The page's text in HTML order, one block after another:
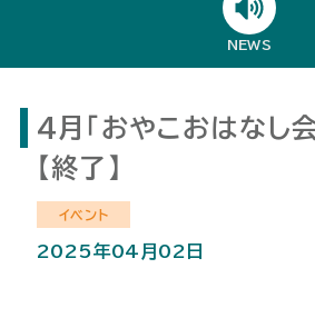
NEWS
4月「おやこおはなし
【終了】
イベント
2025年04月02日